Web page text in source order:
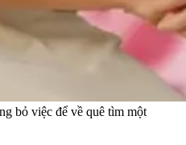
bỏ việc để về quê tìm một